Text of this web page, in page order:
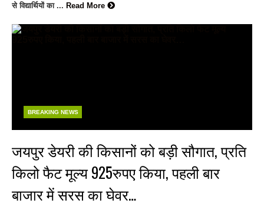
से विद्यार्थियों का ... Read More
BREAKING NEWS
जयपुर डेयरी की किसानों को बड़ी सौगात, प्रति
किलो फैट मूल्य 925रुपए किया, पहली बार
बाजार में सरस का घेवर…